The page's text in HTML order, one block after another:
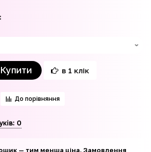
Купити в 1 клік
До порівняння
0
— тим менша ціна. Замовлення